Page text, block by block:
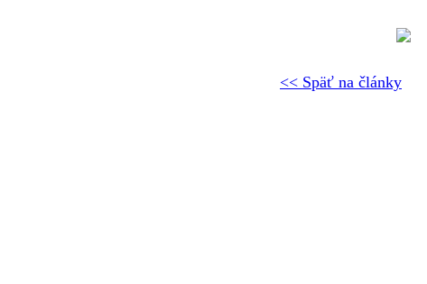
<< Späť na články